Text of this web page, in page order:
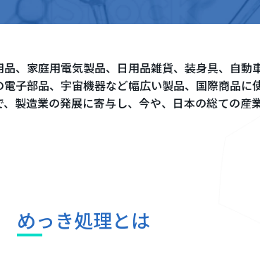
、家庭用電気製品、日用品雑貨、装身具、自動
子部品、宇宙機器など幅広い製品、国際商品に
製造業の発展に寄与し、今や、日本の総ての産
めっき処理とは